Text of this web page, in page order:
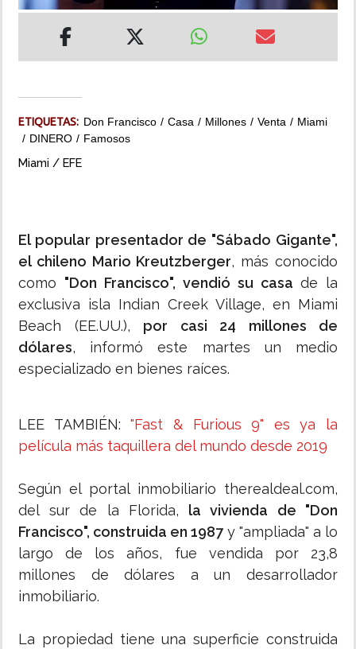
ETIQUETAS: Don Francisco Casa Millones Venta
Miami
DINERO
Famosos
Miami / EFE
El popular presentador de "Sábado Gigante",
el chileno Mario Kreutzberger, más conocido
como "Don Francisco", vendió su casa de la
exclusiva isla Indian Creek Village, en Miami
Beach (EE.UU.), por casi 24 millones de
dólares, informó este martes un medio
especializado en bienes raíces.
LEE TAMBIÉN:"Fast & Furious 9" es ya la
película más taquillera del mundo desde 2019
Según el portal inmobiliario therealdeal.com,
del sur de la Florida, la vivienda de "Don
Francisco", construida en 1987y "ampliada" a lo
largo de los años, fue vendida por 23,8
millones de dólares a un desarrollador
inmobiliario.
La propiedad tiene una superficie construida